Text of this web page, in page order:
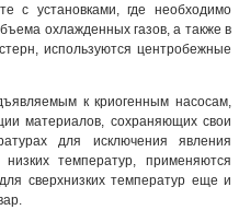
с установками, где необходимо
охлажденных газов, а также в
используются центробежные
к криогенным насосам,
материалов, сохраняющих свои
для исключения явления
температур, применяются
сверхнизких температур еще и